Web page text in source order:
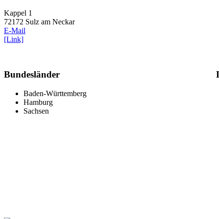
Kappel 1
72172 Sulz am Neckar
E-Mail
[Link]
Bundesländer
Baden-Württemberg
Hamburg
Sachsen